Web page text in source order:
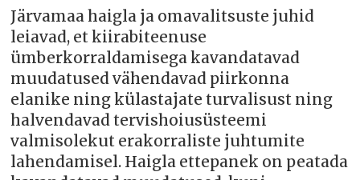
Järvamaa haigla ja omavalitsuste juhid
leiavad, et kiirabiteenuse
ümberkorraldamisega kavandatavad
muudatused vähendavad piirkonna
elanike ning külastajate turvalisust ning
halvendavad tervishoiusüsteemi
valmisolekut erakorraliste juhtumite
lahendamisel. Haigla ettepanek on peatada